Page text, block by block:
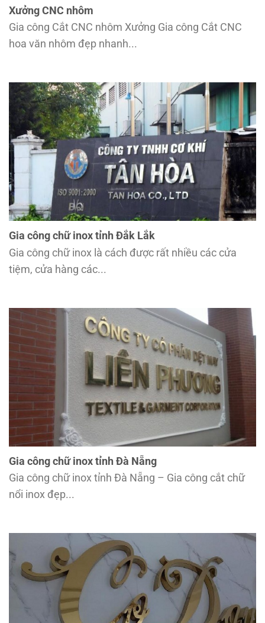
Xưởng CNC nhôm
Gia công Cắt CNC nhôm Xưởng Gia công Cắt CNC
hoa văn nhôm đẹp nhanh...
Gia công chữ inox tỉnh Đắk Lắk
Gia công chữ inox là cách được rất nhiều các cửa
tiệm, cửa hàng các...
Gia công chữ inox tỉnh Đà Nẵng
Gia công chữ inox tỉnh Đà Nẵng – Gia công cắt chữ
nổi inox đẹp...